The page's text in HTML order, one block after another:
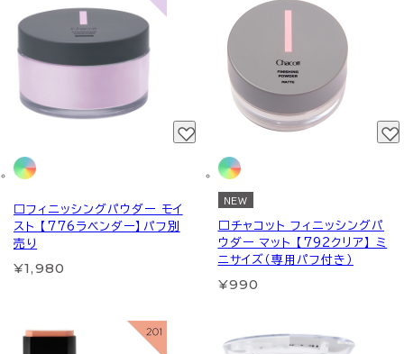
□フィニッシングパウダー モイ
スト 【776ラベンダー】パフ別
売り
¥1,980
NEW
□チャコット フィニッシングパ
ウダー マット 【792クリア】 ミ
ニサイズ（専用パフ付き）
¥990